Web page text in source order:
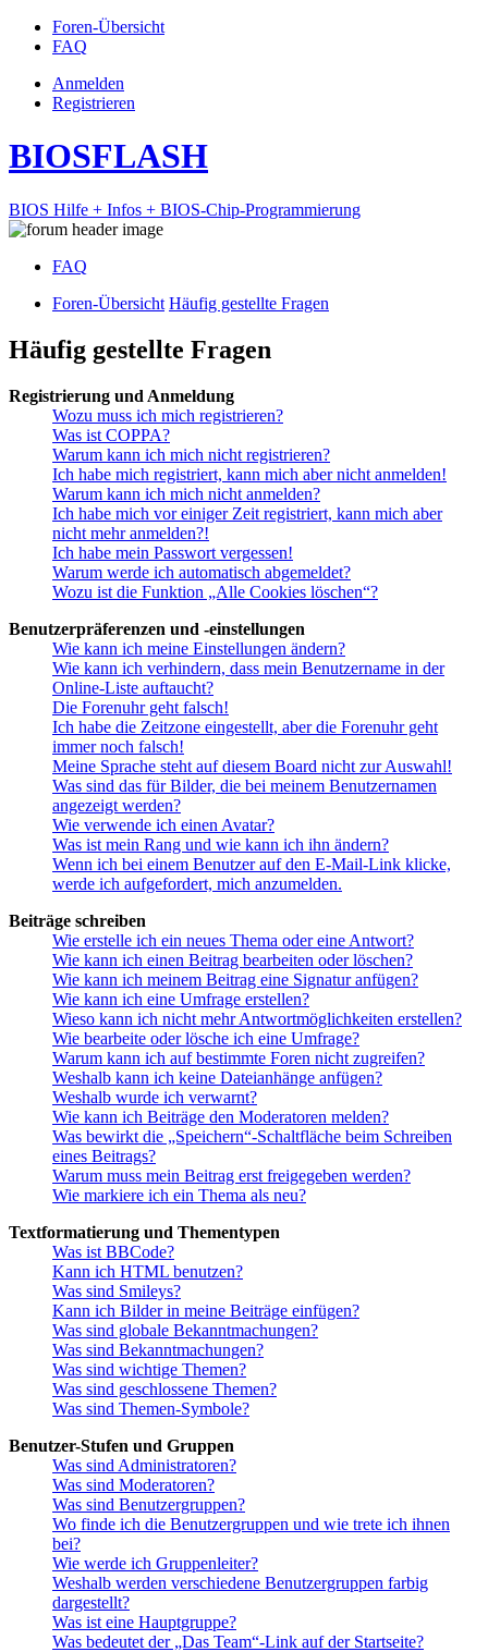
Foren-Übersicht
FAQ
Anmelden
Registrieren
BIOSFLASH
BIOS Hilfe + Infos + BIOS-Chip-Programmierung
FAQ
Foren-Übersicht Häufig gestellte Fragen
Häufig gestellte Fragen
Registrierung und Anmeldung
Wozu muss ich mich registrieren?
Was ist COPPA?
Warum kann ich mich nicht registrieren?
Ich habe mich registriert, kann mich aber nicht anmelden!
Warum kann ich mich nicht anmelden?
Ich habe mich vor einiger Zeit registriert, kann mich aber
nicht mehr anmelden?!
Ich habe mein Passwort vergessen!
Warum werde ich automatisch abgemeldet?
Wozu ist die Funktion „Alle Cookies löschen“?
Benutzerpräferenzen und -einstellungen
Wie kann ich meine Einstellungen ändern?
Wie kann ich verhindern, dass mein Benutzername in der
Online-Liste auftaucht?
Die Forenuhr geht falsch!
Ich habe die Zeitzone eingestellt, aber die Forenuhr geht
immer noch falsch!
Meine Sprache steht auf diesem Board nicht zur Auswahl!
Was sind das für Bilder, die bei meinem Benutzernamen
angezeigt werden?
Wie verwende ich einen Avatar?
Was ist mein Rang und wie kann ich ihn ändern?
Wenn ich bei einem Benutzer auf den E-Mail-Link klicke,
werde ich aufgefordert, mich anzumelden.
Beiträge schreiben
Wie erstelle ich ein neues Thema oder eine Antwort?
Wie kann ich einen Beitrag bearbeiten oder löschen?
Wie kann ich meinem Beitrag eine Signatur anfügen?
Wie kann ich eine Umfrage erstellen?
Wieso kann ich nicht mehr Antwortmöglichkeiten erstellen?
Wie bearbeite oder lösche ich eine Umfrage?
Warum kann ich auf bestimmte Foren nicht zugreifen?
Weshalb kann ich keine Dateianhänge anfügen?
Weshalb wurde ich verwarnt?
Wie kann ich Beiträge den Moderatoren melden?
Was bewirkt die „Speichern“-Schaltfläche beim Schreiben
eines Beitrags?
Warum muss mein Beitrag erst freigegeben werden?
Wie markiere ich ein Thema als neu?
Textformatierung und Thementypen
Was ist BBCode?
Kann ich HTML benutzen?
Was sind Smileys?
Kann ich Bilder in meine Beiträge einfügen?
Was sind globale Bekanntmachungen?
Was sind Bekanntmachungen?
Was sind wichtige Themen?
Was sind geschlossene Themen?
Was sind Themen-Symbole?
Benutzer-Stufen und Gruppen
Was sind Administratoren?
Was sind Moderatoren?
Was sind Benutzergruppen?
Wo finde ich die Benutzergruppen und wie trete ich ihnen
bei?
Wie werde ich Gruppenleiter?
Weshalb werden verschiedene Benutzergruppen farbig
dargestellt?
Was ist eine Hauptgruppe?
Was bedeutet der „Das Team“-Link auf der Startseite?